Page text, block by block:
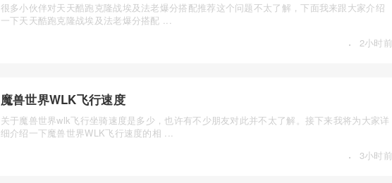
很多小伙伴对天天酷跑克隆战埃及法老爆分搭配推荐这个问题不太了解，下面我来跟大家介绍
一下天天酷跑克隆战埃及法老爆分搭配 ...
· 2小时前
魔兽世界WLK飞行速度
关于魔兽世界wlk飞行坐骑速度是多少，也许有不少朋友对此并不太了解。接下来我将为大家详
细介绍一下魔兽世界WLK飞行速度的相 ...
· 3小时前